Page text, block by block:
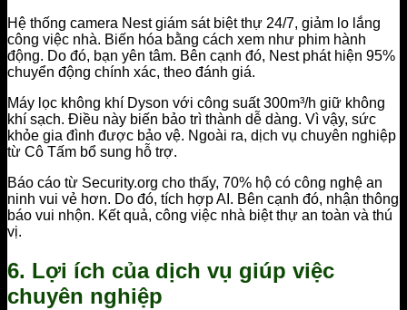
Hệ thống camera Nest giám sát biệt thự 24/7, giảm lo lắng
công việc nhà. Biến hóa bằng cách xem như phim hành
động. Do đó, bạn yên tâm. Bên cạnh đó, Nest phát hiện 95%
chuyển động chính xác, theo đánh giá.
Máy lọc không khí Dyson với công suất 300m³/h giữ không
khí sạch. Điều này biến bảo trì thành dễ dàng. Vì vậy, sức
khỏe gia đình được bảo vệ. Ngoài ra, dịch vụ chuyên nghiệp
từ Cô Tấm bổ sung hỗ trợ.
Báo cáo từ Security.org cho thấy, 70% hộ có công nghệ an
ninh vui vẻ hơn. Do đó, tích hợp AI. Bên cạnh đó, nhận thông
báo vui nhộn. Kết quả, công việc nhà biệt thự an toàn và thú
vị.
6. Lợi ích của dịch vụ giúp việc
chuyên nghiệp